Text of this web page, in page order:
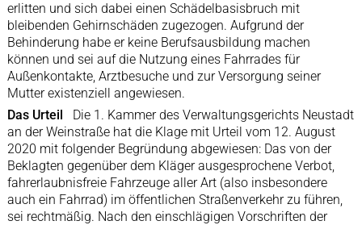
erlitten und sich dabei einen Schädelbasisbruch mit
bleibenden Gehirnschäden zugezogen. Aufgrund der
Behinderung habe er keine Berufsausbildung machen
können und sei auf die Nutzung eines Fahrrades für
Außenkontakte, Arztbesuche und zur Versorgung seiner
Mutter existenziell angewiesen.
Das Urteil
Die 1. Kammer des Verwaltungsgerichts Neustadt
an der Weinstraße hat die Klage mit Urteil vom 12. August
2020 mit folgender Begründung abgewiesen: Das von der
Beklagten gegenüber dem Kläger ausgesprochene Verbot,
fahrerlaubnisfreie Fahrzeuge aller Art (also insbesondere
auch ein Fahrrad) im öffentlichen Straßenverkehr zu führen,
sei rechtmäßig. Nach den einschlägigen Vorschriften der